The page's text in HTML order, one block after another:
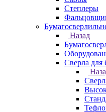
Степлеры
Назад
Сверла для